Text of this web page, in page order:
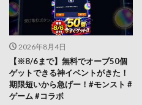
2026年8月4日
【※8/6まで】無料でオーブ50個
ゲットできる神イベントがきた！
期限短いから急げー！#モンスト #
ゲーム #コラボ